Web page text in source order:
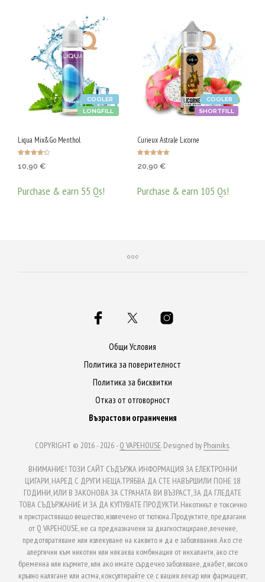
LONGFILL
COOLER
Liqua Mix&Go Menthol
4.25
10,90 €
Purchase & earn 55 Qs!
SHORTFILL
COOLER
Curieux Astrale Licorne
5.00
20,90 €
Purchase & earn 105 Qs!
Общи Условия
Политика за поверителност
Политика за бисквитки
Отказ от отговорност
Възрастови ограничения
COPYRIGHT © 2016 - 2026 -Q VAPEHOUSE. Designed by Phoiniks.
ВНИМАНИЕ! ТОЗИ САЙТ СЪДЪРЖА ИНФОРМАЦИЯ ЗА ЕЛЕКТРОННИ
ЦИГАРИ, НАРЕД С ДРУГИ НЕЩА.ТРЯБВА ДА СТЕ НАВЪРШИЛИ ПОНЕ 18
ГОДИНИ, ИЛИ В ЗАКОНОВА ЗА СТРАНАТА ВИ ВЪЗРАСТ, ЗА ДА ГЛЕДАТЕ
ТОВА СЪДЪРЖАНИЕ И ЗА ДА КУПУВАТЕ ПРОДУКТИ. Никотинът е токсично
и пристрастяващо вещество, извлечено от тютюна. Продуктите, предлагани
от Q VAPEHOUSE, не са предназначени за диагностициране, лечение,
предотвратяване или излекуване на каквито и да е заболявания. Ако сте
алергични към никотин или някаква комбинация от инхаланти, ако сте
бременна или кърмите, или ако имате сърдечно заболяване, диабет, високо
кръвно налягане или астма, консултирайте се с вашия лекар или фармацевт,